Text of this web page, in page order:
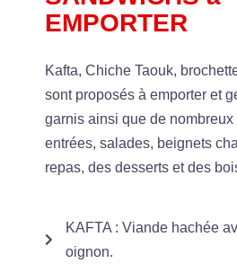
EMPORTER
Kafta, Chiche Taouk,
sont proposés à emporter et
garnis ainsi que de nombreux
entrées, salades, beignets
repas, des desserts et des
KAFTA : Viande hachée
oignon.